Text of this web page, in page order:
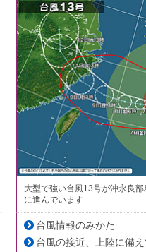
大型で強い台風13号が沖永良
に進んでいます
台風情報のみかた
台風の接近、上陸に備え